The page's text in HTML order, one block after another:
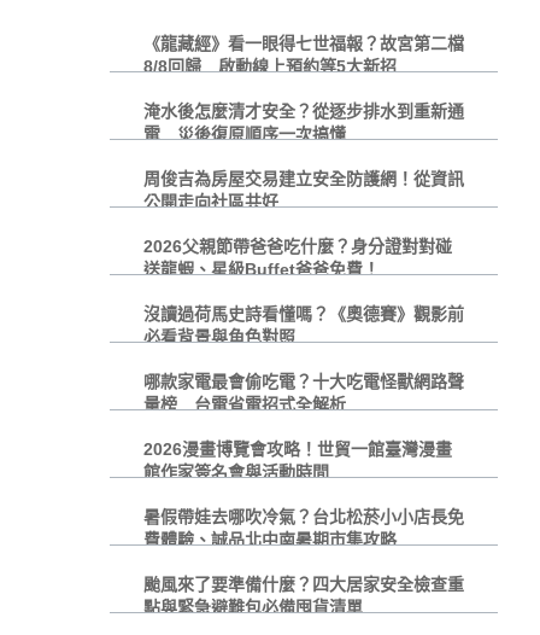
《龍藏經》看一眼得七世福報？故宮第二檔
8/8回歸 啟動線上預約等5大新招
淹水後怎麼清才安全？從逐步排水到重新通
電 災後復原順序一次搞懂
周俊吉為房屋交易建立安全防護網！從資訊
公開走向社區共好
2026父親節帶爸爸吃什麼？身分證對對碰
送龍蝦、星級Buffet爸爸免費！
沒讀過荷馬史詩看懂嗎？《奧德賽》觀影前
必看背景與角色對照
哪款家電最會偷吃電？十大吃電怪獸網路聲
量榜 台電省電招式全解析
2026漫畫博覽會攻略！世貿一館臺灣漫畫
館作家簽名會與活動時間
暑假帶娃去哪吹冷氣？台北松菸小小店長免
費體驗、誠品北中南暑期市集攻略
颱風來了要準備什麼？四大居家安全檢查重
點與緊急避難包必備囤貨清單